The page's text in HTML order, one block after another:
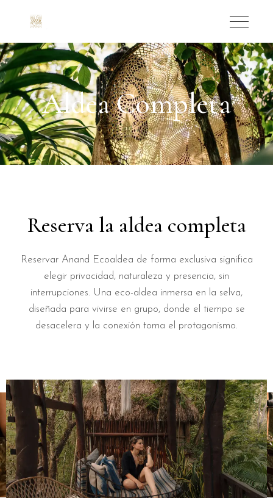
Aldea Completa
Reserva la aldea completa
Reservar Anand Ecoaldea de forma exclusiva significa
elegir privacidad, naturaleza y presencia, sin
interrupciones. Una eco-aldea inmersa en la selva,
diseñada para vivirse en grupo, donde el tiempo se
desacelera y la conexión toma el protagonismo.